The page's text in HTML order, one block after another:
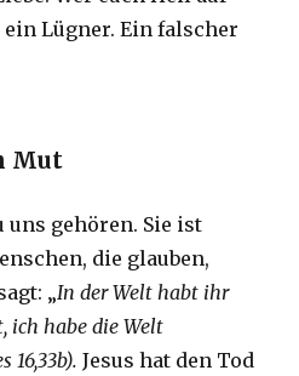
Lügner. Ein falscher
Mut
gehören. Sie ist
die glauben,
„In der Welt habt ihr
ich habe die Welt
16,33b). Jesus hat den Tod